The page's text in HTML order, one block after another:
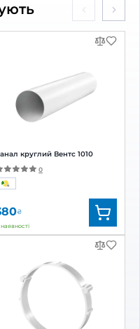
круглий Вентс 1010
0
₴
Вентс
Артикул:0000224929
Діаметр:
100 мм